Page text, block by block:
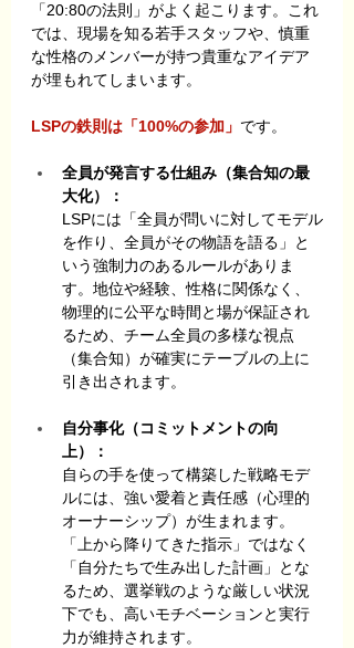
「20:80の法則」がよく起こります。これ
では、現場を知る若手スタッフや、慎重
な性格のメンバーが持つ貴重なアイデア
が埋もれてしまいます。
LSPの鉄則は「100%の参加」 です。
全員が発言する仕組み（集合知の最
大化）：
LSPには「全員が問いに対してモデル
を作り、全員がその物語を語る」と
いう強制力のあるルールがありま
す。地位や経験、性格に関係なく、
物理的に公平な時間と場が保証され
るため、チーム全員の多様な視点
（集合知）が確実にテーブルの上に
引き出されます。
自分事化（コミットメントの向
上）：
自らの手を使って構築した戦略モデ
ルには、強い愛着と責任感（心理的
オーナーシップ）が生まれます。
「上から降りてきた指示」ではなく
「自分たちで生み出した計画」とな
るため、選挙戦のような厳しい状況
下でも、高いモチベーションと実行
力が維持されます。